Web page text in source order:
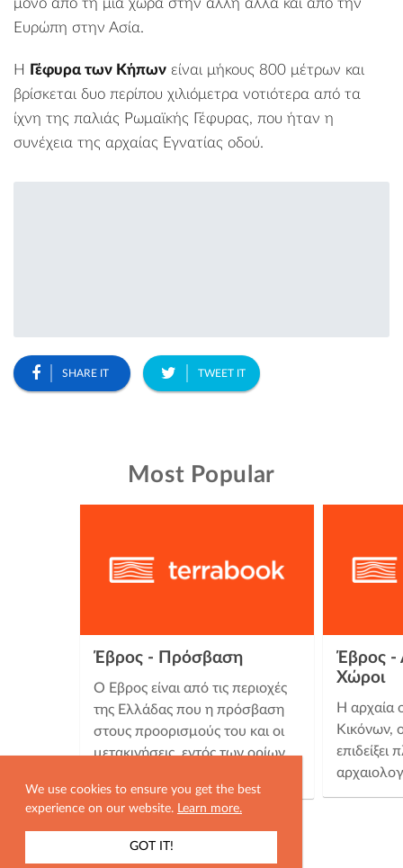
We use cookies to ensure you get the best
experience on our website. Learn more.
GOT IT!
μόνο από τη μια χώρα στην άλλη αλλά και από την
Ευρώπη στην Ασία.
Η Γέφυρα των Κήπων είναι μήκους 800 μέτρων και
βρίσκεται δυο περίπου χιλιόμετρα νοτιότερα από τα
ίχνη της παλιάς Ρωμαϊκής Γέφυρας, που ήταν η
συνέχεια της αρχαίας Εγνατίας οδού.
SHARE IT TWEET IT
ΕΜΦΑΝΙΣΗ ΧΑΡΤΗ
Most Popular
Έβρος - Πρόσβαση
Ο Έβρος είναι από τις περιοχές
της Ελλάδας που η πρόσβαση
στους προορισμούς του και οι
μετακινήσεις εντός των ορίων
Έβρος -
Χώροι
Η αρχαία
Κικόνων,